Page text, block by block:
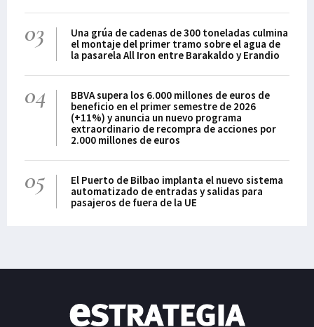
03
Una grúa de cadenas de 300 toneladas culmina
el montaje del primer tramo sobre el agua de
la pasarela All Iron entre Barakaldo y Erandio
04
BBVA supera los 6.000 millones de euros de
beneficio en el primer semestre de 2026
(+11%) y anuncia un nuevo programa
extraordinario de recompra de acciones por
2.000 millones de euros
05
El Puerto de Bilbao implanta el nuevo sistema
automatizado de entradas y salidas para
pasajeros de fuera de la UE